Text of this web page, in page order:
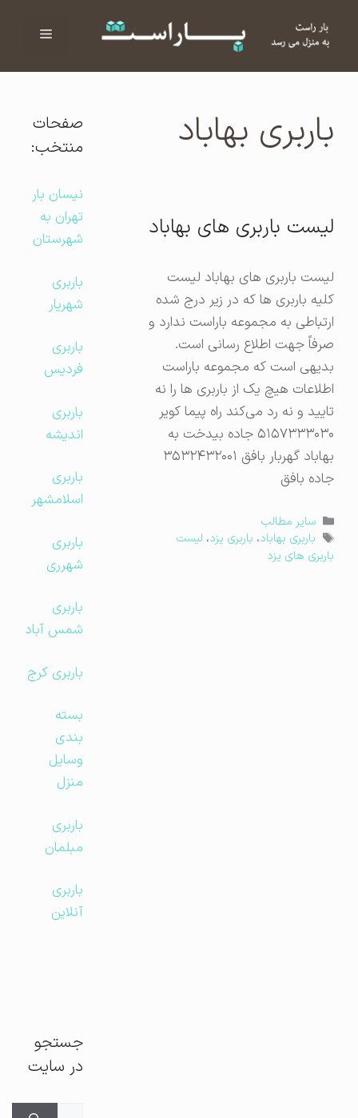
فهرست
باربری بهاباد
لیست باربری های بهاباد
لیست باربری های بهاباد لیست
کلیه باربری ها که در زیر درج شده
ارتباطی به مجموعه باراست ندارد و
صرفاً جهت اطلاع رسانی است.
بدیهی است که مجموعه باراست
اطلاعات هیچ یک از باربری ها را نه
تایید و نه رد می‌کند راه پیما کویر
۵۱۵۷۳۳۳۰۳۰ جاده بیدخت به
بهاباد گهربار بافق ۳۵۳۲۴۳۲۰۰۱
جاده بافق
دسته‌ها
سایر مطالب
برچسب‌ها
باربری بهاباد،باربری یزد، لیست
باربری های یزد
صفحات
منتخب:
نیسان بار
تهران به
شهرستان
باربری
شهریار
باربری
فردیس
باربری
اندیشه
باربری
اسلامشهر
باربری
شهرری
باربری
شمس آباد
باربری کرج
بسته
بندی
وسایل
منزل
باربری
مبلمان
باربری
آنلاین
جستجو
در سایت